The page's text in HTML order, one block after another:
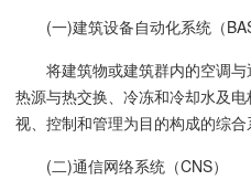
(一)建筑设备自动化系统（
将建筑物或建筑群内的空调与
热源与热交换、冷冻和冷却水及
视、控制和管理为目的构成的综合
(二)通信网络系统（CNS）